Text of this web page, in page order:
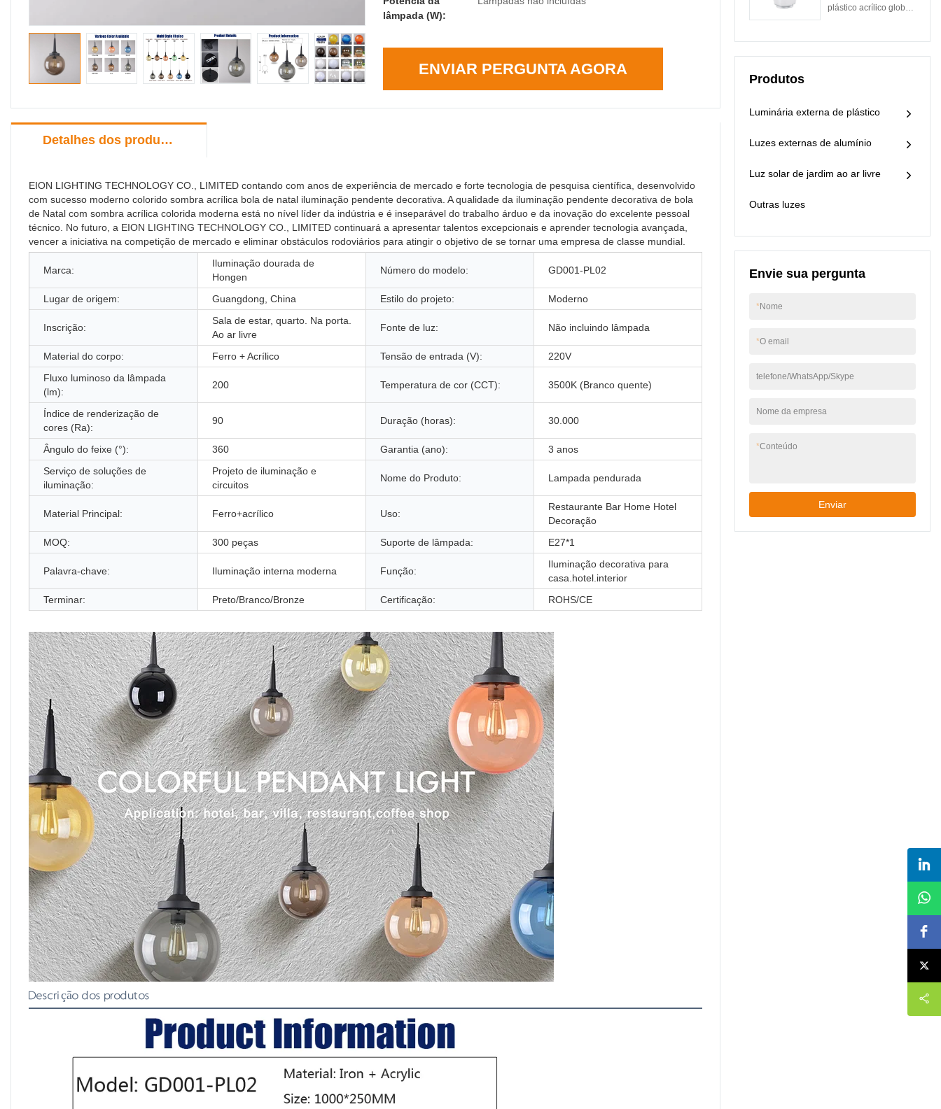
lâmpada (W):
ENVIAR PERGUNTA AGORA
Detalhes dos produtos
EION LIGHTING TECHNOLOGY CO., LIMITED contando com anos de experiência de mercado e forte tecnologia de pesquisa científica, desenvolvido
com sucesso moderno colorido sombra acrílica bola de natal iluminação pendente decorativa. A qualidade da iluminação pendente decorativa de bola
de Natal com sombra acrílica colorida moderna está no nível líder da indústria e é inseparável do trabalho árduo e da inovação do excelente pessoal
técnico. No futuro, a EION LIGHTING TECHNOLOGY CO., LIMITED continuará a apresentar talentos excepcionais e aprender tecnologia avançada,
vencer a iniciativa na competição de mercado e eliminar obstáculos rodoviários para atingir o objetivo de se tornar uma empresa de classe mundial.
Marca:
Iluminação dourada de
Hongen
Número do modelo: GD001-PL02
Lugar de origem: Guangdong, China Estilo do projeto: Moderno
Inscrição:
Sala de estar, quarto. Na porta.
Ao ar livre
Fonte de luz: Não incluindo lâmpada
Material do corpo: Ferro + Acrílico Tensão de entrada (V):
220V
Fluxo luminoso da lâmpada
(lm):
200 Temperatura de cor (CCT): 3500K (Branco quente)
Índice de renderização de
cores (Ra):
90 Duração (horas): 30.000
Ângulo do feixe (°): 360 Garantia (ano):
3 anos
Serviço de soluções de
iluminação:
Projeto de iluminação e
circuitos
Nome do Produto: Lampada pendurada
Material Principal: Ferro+acrílico Uso:
Restaurante Bar Home Hotel
Decoração
MOQ:
300 peças Suporte de lâmpada: E27*1
Palavra-chave: Iluminação interna moderna Função:
Iluminação decorativa para
casa.hotel.interior
Terminar:
Preto/Branco/Bronze Certificação: ROHS/CE
Descrição dos produtos
contribuem para nosso
fabricação de alta
eficiência. .
globo plástico
plástico acrílico globo
para ter uma
estrutura razoável.
matérias-primas de
Produtos
Luminária externa de plástico
Luzes externas de alumínio
Luz solar de jardim ao ar livre
Outras luzes
Envie sua pergunta
*Nome
*O email
telefone/WhatsApp/Skype
Nome da empresa
*Conteúdo
Enviar